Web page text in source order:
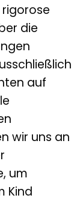
die
auf
wir uns an
um
Kind